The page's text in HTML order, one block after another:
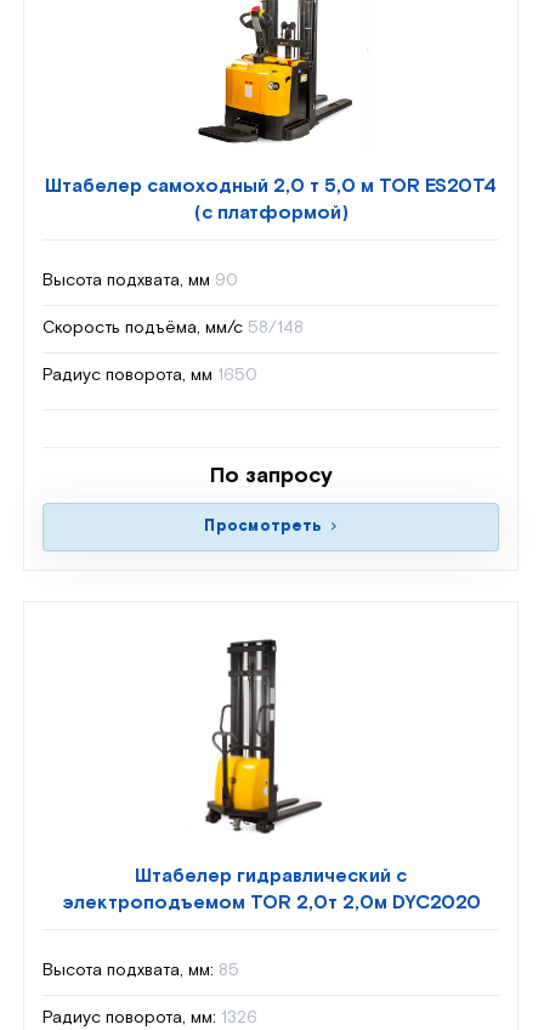
Штабелер самоходный 2,0 т 5,0 м TOR ES20T4
(с платформой)
Высота подхвата, мм 90
Скорость подъёма, мм/с 58/148
Радиус поворота, мм 1650
По запросу
Просмотреть
Штабелер гидравлический с
электроподъемом TOR 2,0т 2,0м DYC2020
Высота подхвата, мм: 85
Радиус поворота, мм: 1326